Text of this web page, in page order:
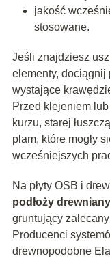
jakość
stosowane.
Jeśli znajdziesz
elementy, dociągnij
wystające
Przed klejeniem
kurzu, starej
plam, które mogły
wcześniejszych
Na płyty OSB i
podłoży
gruntujący
Producenci
drewnopodobne